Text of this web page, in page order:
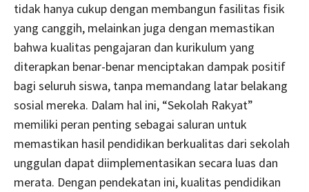
tidak hanya cukup dengan membangun fasilitas fisik
yang canggih, melainkan juga dengan memastikan
bahwa kualitas pengajaran dan kurikulum yang
diterapkan benar-benar menciptakan dampak positif
bagi seluruh siswa, tanpa memandang latar belakang
sosial mereka. Dalam hal ini, “Sekolah Rakyat”
memiliki peran penting sebagai saluran untuk
memastikan hasil pendidikan berkualitas dari sekolah
unggulan dapat diimplementasikan secara luas dan
merata. Dengan pendekatan ini, kualitas pendidikan